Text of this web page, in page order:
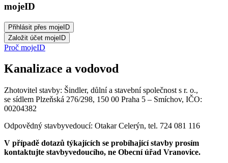
mojeID
Proč mojeID
Kanalizace a vodovod
Zhotovitel stavby: Šindler, důlní a stavební společnost s r. o.,
se sídlem Plzeňská 276/298, 150 00 Praha 5 – Smíchov, IČO:
00204382
Odpovědný stavbyvedoucí: Otakar Celerýn, tel. 724 081 116
V případě dotazů týkajících se probíhající stavby prosím
kontaktujte stavbyvedoucího, ne Obecní úřad Vranovice.